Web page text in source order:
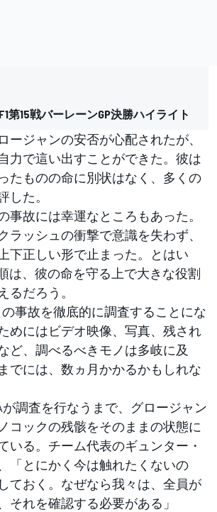
第15戦バーレーンGP決勝ハイライト
ジャンの安否が心配されたが、
力で這い出すことができた。彼は
たものの命に別状はなく、多くの
した。
故には幸運なところもあった。
ラッシュの衝撃で意識を失わず、
下正しい形で止まった。とはい
は、彼の命を守る上で大きな役割
るだろう。
事故を徹底的に調査することにな
めにはビデオ映像、写真、残され
ど、調べるべきモノは多岐に及
でには、数ヵ月かかるかもしれな
調査を行なうまで、グロージャン
コックの残骸をそのままの状態に
いる。チーム代表のギュンター・
「とにかく今は触れたくないの
ておく。なぜなら我々は、全員が
それを確認する必要がある」